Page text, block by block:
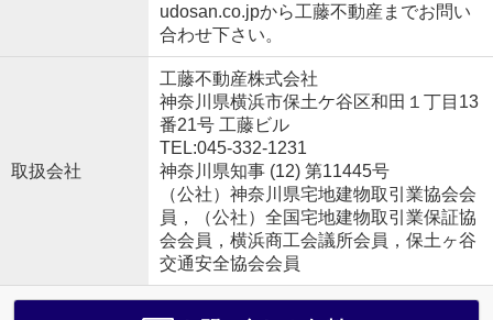
udosan.co.jpから工藤不動産までお問い
合わせ下さい。
取扱会社
工藤不動産株式会社
神奈川県横浜市保土ケ谷区和田１丁目13
番21号 工藤ビル
TEL:045-332-1231
神奈川県知事 (12) 第11445号
（公社）神奈川県宅地建物取引業協会会
員，（公社）全国宅地建物取引業保証協
会会員，横浜商工会議所会員，保土ヶ谷
交通安全協会会員